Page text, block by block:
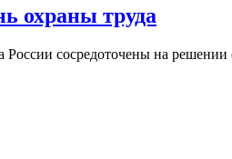
охраны труда
сосредоточены на